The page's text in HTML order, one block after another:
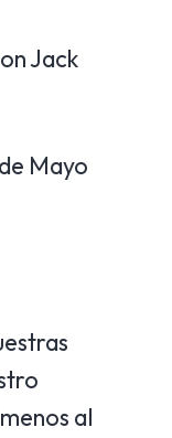
Jack
Mayo
al